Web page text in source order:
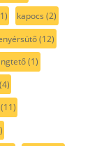
kapocs (2)
(12)
(1)
(11)